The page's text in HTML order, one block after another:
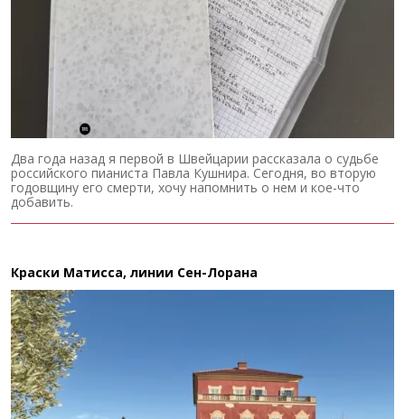
Два года назад я первой в Швейцарии рассказала о судьбе
российского пианиста Павла Кушнира. Сегодня, во вторую
годовщину его смерти, хочу напомнить о нем и кое-что
добавить.
Краски Матисса, линии Сен-Лорана